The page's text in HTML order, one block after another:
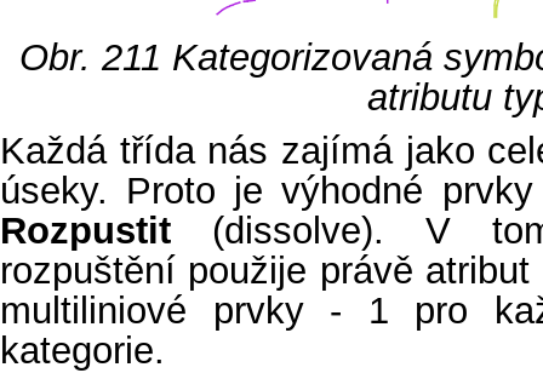
Obr. 211 Kategorizovaná
atributu
Každá třída nás zajímá jako
úseky. Proto je výhodné
Rozpustit (dissolve). V
rozpuštění použije právě atribut
multiliniové prvky - 1 pro
kategorie.